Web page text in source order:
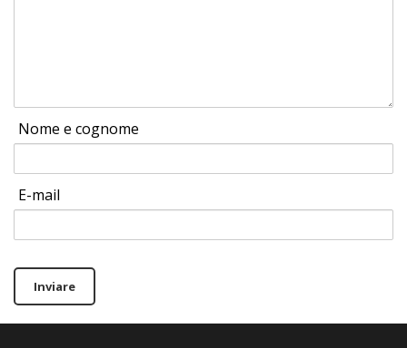
Nome e cognome
E-mail
Inviare